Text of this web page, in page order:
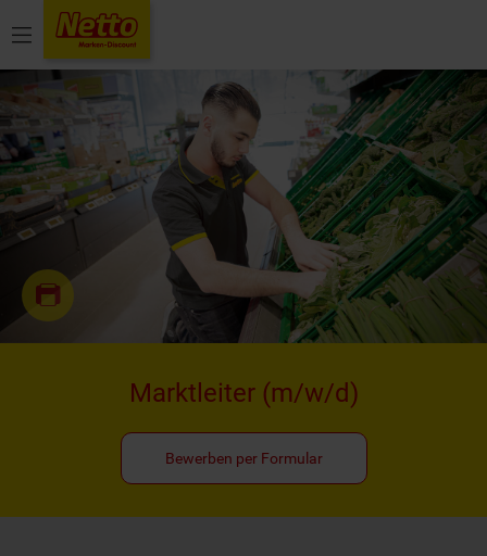
Menü
Marktleiter (m/w/d)
Bewerben per Formular